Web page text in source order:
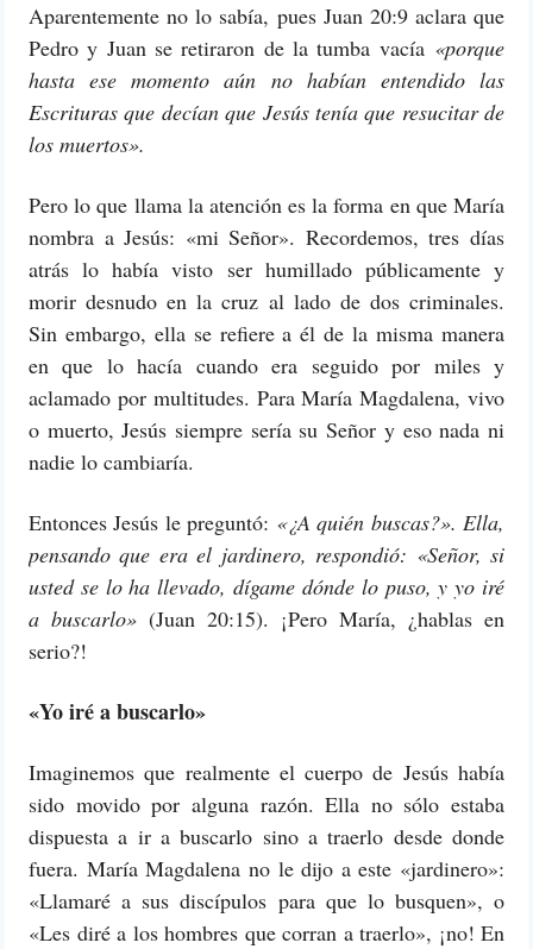
Aparentemente no lo sabía, pues Juan 20:9 aclara que
Pedro y Juan se retiraron de la tumba vacía «porque
hasta ese momento aún no habían entendido las
Escrituras que decían que Jesús tenía que resucitar de
los muertos».
Pero lo que llama la atención es la forma en que María
nombra a Jesús: «mi Señor». Recordemos, tres días
atrás lo había visto ser humillado públicamente y
morir desnudo en la cruz al lado de dos criminales.
Sin embargo, ella se refiere a él de la misma manera
en que lo hacía cuando era seguido por miles y
aclamado por multitudes. Para María Magdalena, vivo
o muerto, Jesús siempre sería su Señor y eso nada ni
nadie lo cambiaría.
Entonces Jesús le preguntó: «¿A quién buscas?». Ella,
pensando que era el jardinero, respondió: «Señor, si
usted se lo ha llevado, dígame dónde lo puso, y yo iré
a buscarlo» (Juan 20:15). ¡Pero María, ¿hablas en
serio?!
«Yo iré a buscarlo»
Imaginemos que realmente el cuerpo de Jesús había
sido movido por alguna razón. Ella no sólo estaba
dispuesta a ir a buscarlo sino a traerlo desde donde
fuera. María Magdalena no le dijo a este «jardinero»:
«Llamaré a sus discípulos para que lo busquen», o
«Les diré a los hombres que corran a traerlo», ¡no! En